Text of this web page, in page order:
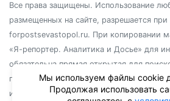
Все права защищены. Использование
размещенных на сайте, разрешается
forpostsevastopol.ru. При копировании
«Я-репортер. Аналитика и Досье» для
обязательна прямая открытая для
гиперссылка. Независимо от полного
использования материалов, ссылка
Мы используем файлы cookie
Продолжая использовать